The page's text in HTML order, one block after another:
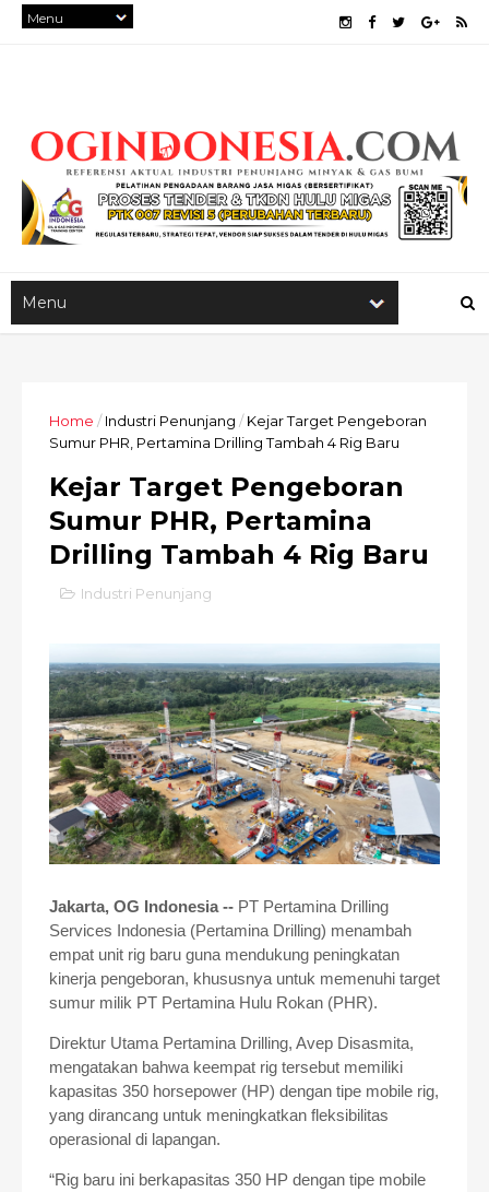
Home / Industri Penunjang / Kejar Target Pengeboran
Sumur PHR, Pertamina Drilling Tambah 4 Rig Baru
Kejar Target Pengeboran
Sumur PHR, Pertamina
Drilling Tambah 4 Rig Baru
Industri Penunjang
Jakarta, OG Indonesia -- PT Pertamina Drilling
Services Indonesia (Pertamina Drilling) menambah
empat unit rig baru guna mendukung peningkatan
kinerja pengeboran, khususnya untuk memenuhi target
sumur milik PT Pertamina Hulu Rokan (PHR).
Direktur Utama Pertamina Drilling, Avep Disasmita,
mengatakan bahwa keempat rig tersebut memiliki
kapasitas 350 horsepower (HP) dengan tipe mobile rig,
yang dirancang untuk meningkatkan fleksibilitas
operasional di lapangan.
“Rig baru ini berkapasitas 350 HP dengan tipe mobile